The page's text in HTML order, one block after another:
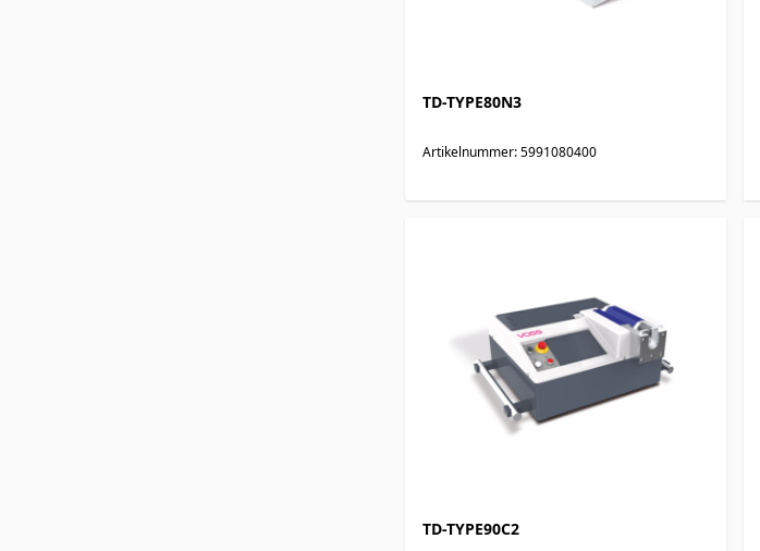
TD-TYPE80N3
Artikelnummer: 5991080400
TD-TYPE90C2